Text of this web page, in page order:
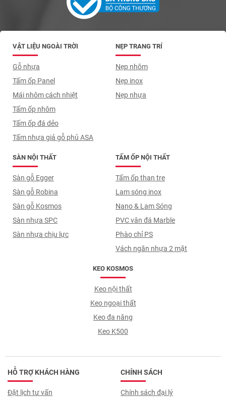
VẬT LIỆU NGOÀI TRỜI
Gỗ nhựa
Tấm ốp Panel
Mái nhôm cách nhiệt
Tấm ốp nhôm
Tấm ốp đá dẻo
Tấm nhựa giả gỗ phủ ASA
TẤM ỐP NỘI THẤT
Tấm ốp than tre
Lam sóng inox
Nano & Lam Sóng
PVC vân đá Marble
Phào chỉ PS
Vách ngăn nhựa 2 mặt
SÀN NỘI THẤT
Sàn gỗ Egger
Sàn gỗ Robina
Sàn gỗ Kosmos
Sàn nhựa SPC
Sàn nhựa chịu lực
NẸP TRANG TRÍ
Nẹp nhôm
Nẹp inox
Nẹp nhựa
KEO KOSMOS
Keo nội thất
Keo ngoại thất
Keo đa năng
Keo K500
HỖ TRỢ KHÁCH HÀNG
Đặt lịch tư vấn
CHÍNH SÁCH
Chính sách đại lý